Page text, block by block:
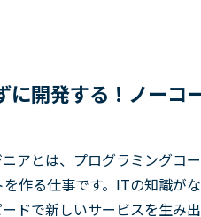
に開発する！ノーコ
アとは、プログラミングコ
を作る仕事です。ITの知識が
ドで新しいサービスを生み